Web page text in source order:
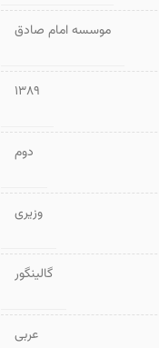
موسسه امام صادق
1389
دوم
وزیری
گالینگور
عربی